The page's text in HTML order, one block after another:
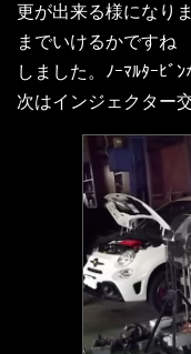
更が出来る様になり
までいけるかです
しました。ﾉｰﾏﾙﾀｰﾋ
次はインジェクター